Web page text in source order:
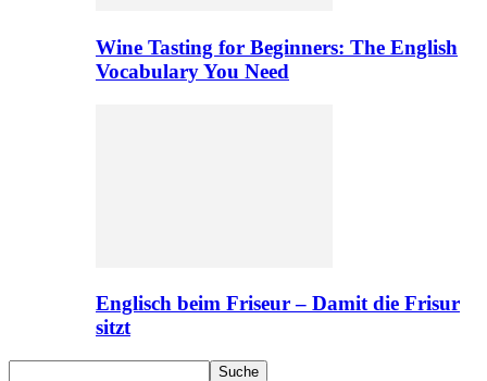
Wine Tasting for Beginners: The English
Vocabulary You Need
Englisch beim Friseur – Damit die Frisur
sitzt